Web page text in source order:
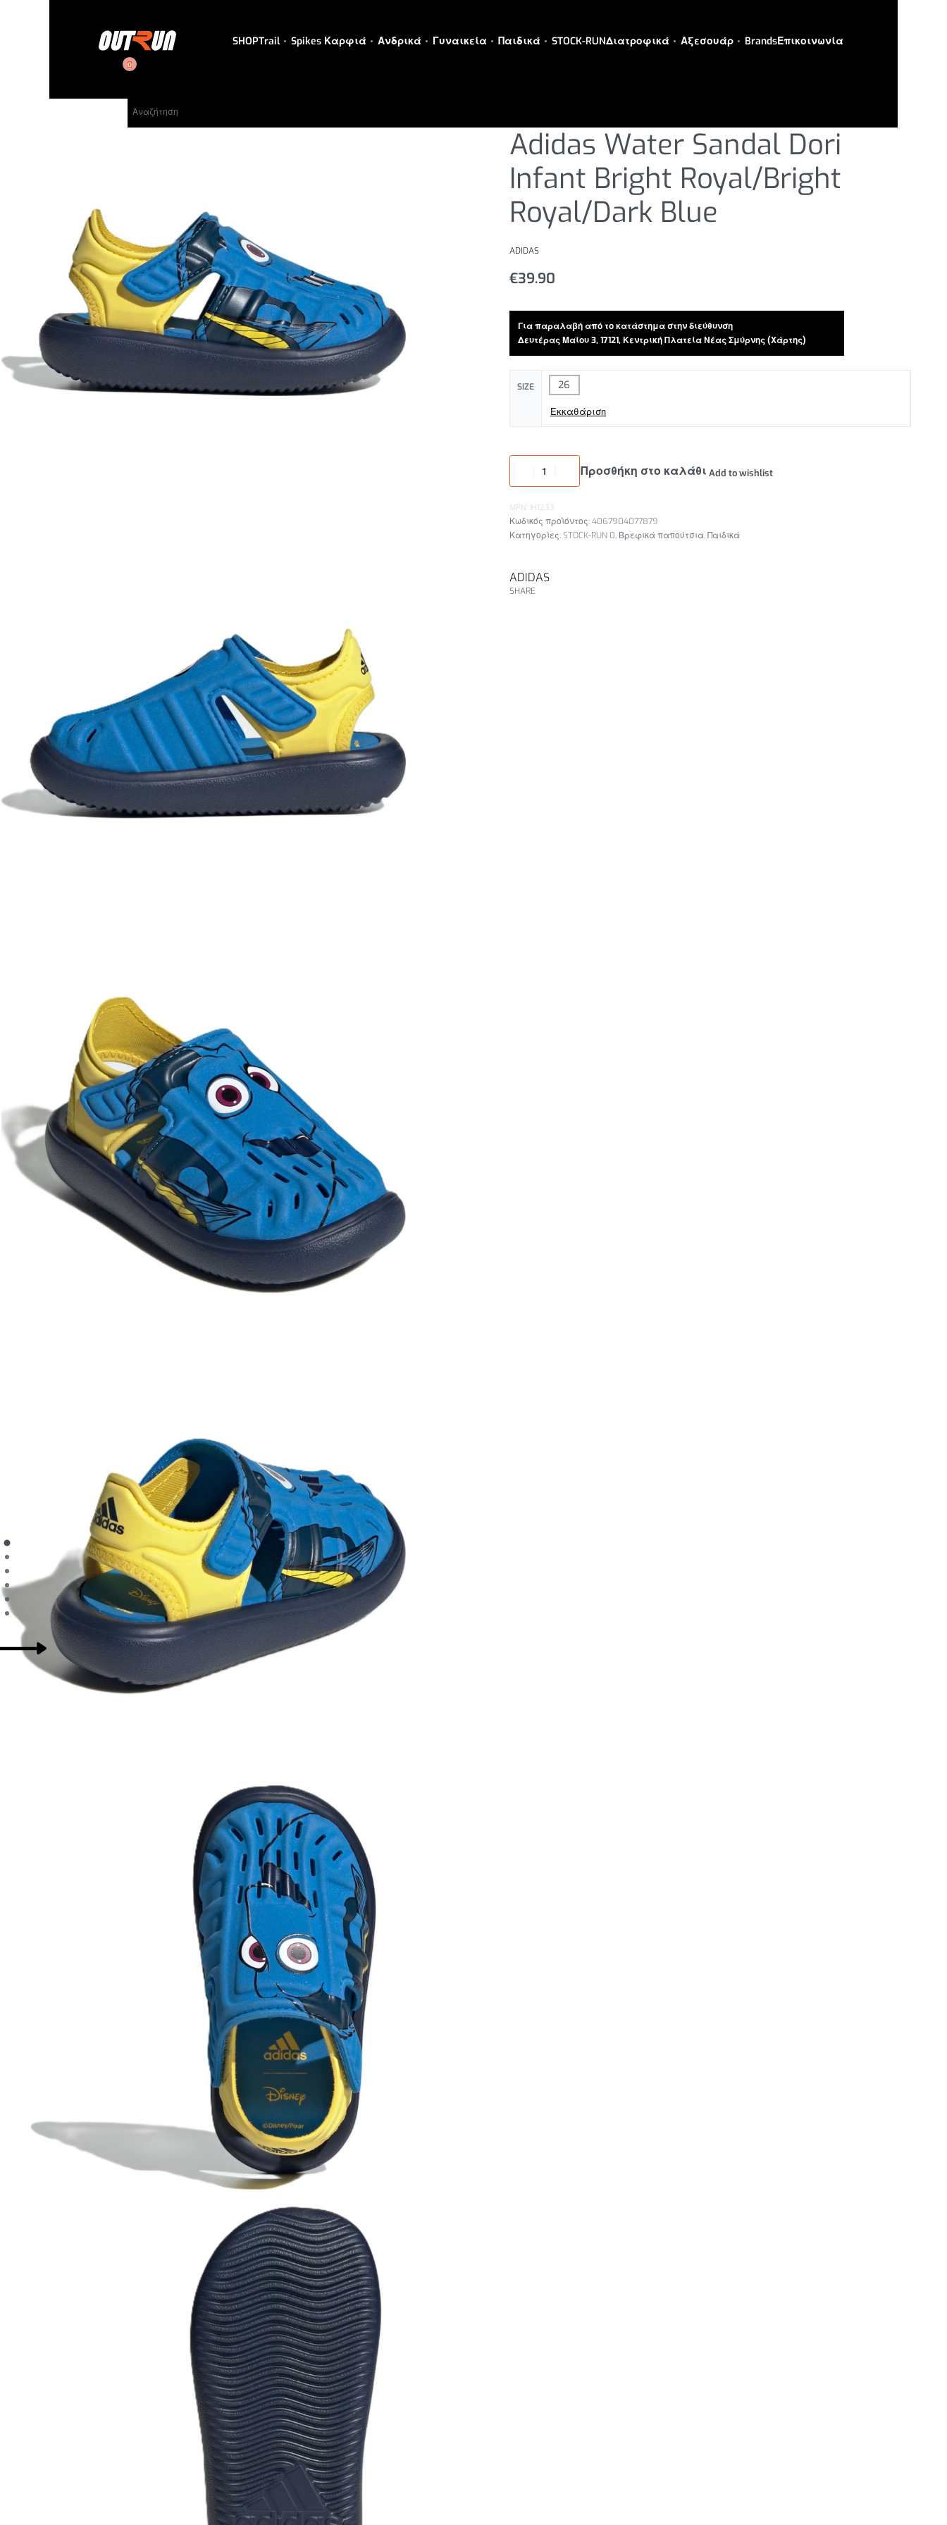
SHOPTrail Spikes Καρφιά Ανδρικά Γυναικεία Παιδικά STOCK-RUNΔιατροφικά Αξεσουάρ BrandsΕπικοινωνία
0
Adidas Water Sandal Dori
Infant Bright Royal/Bright
Royal/Dark Blue
ADIDAS
€39.90
Για παραλαβή από το κατάστημα στην διεύθυνση
Δευτέρας Μαϊου 3, 17121, Κεντρική Πλατεία Νέας Σμύρνης(Χάρτης)
SIZE 26
Εκκαθάριση
Προσθήκη στο καλάθι Add to wishlist
MPN: IH1233
4067904077879
Κατηγορίες:STOCK-RUN 0, Βρεφικά παπούτσια,Παιδικά
ADIDAS
SHARE